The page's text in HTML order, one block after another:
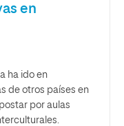
en
ha ido en
de otros países en
por aulas